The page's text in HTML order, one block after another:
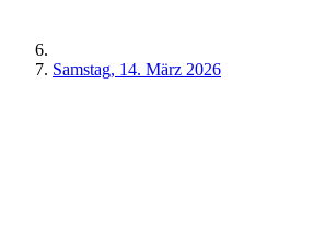
Samstag, 14. März 2026